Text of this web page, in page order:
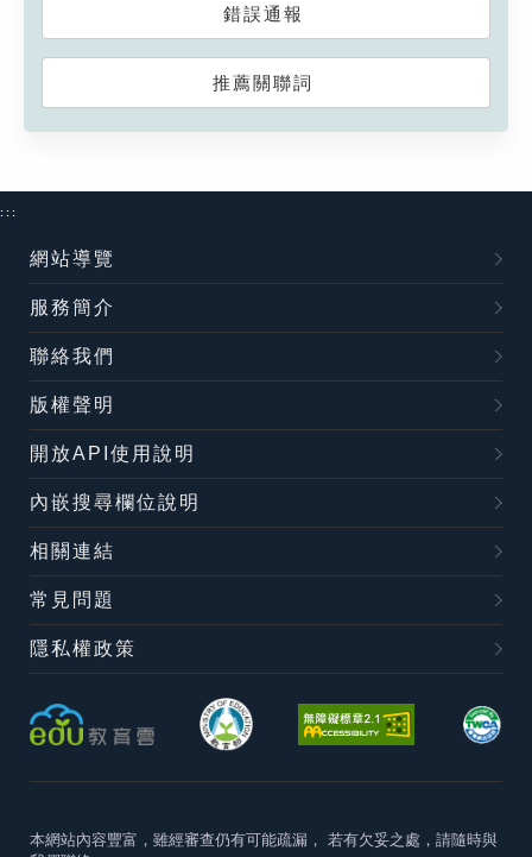
錯誤通報
推薦關聯詞
:::
網站導覽
服務簡介
聯絡我們
版權聲明
開放API使用說明
內嵌搜尋欄位說明
相關連結
常見問題
隱私權政策
本網站內容豐富，雖經審查仍有可能疏漏， 若有欠妥之處，請隨時與